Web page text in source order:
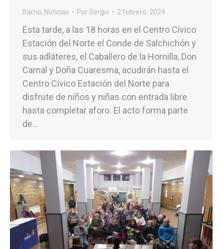
Barrio, Noticias PorSergio 2 febrero, 2024
Esta tarde, a las 18 horas en el Centro Cívico
Estación del Norte el Conde de Salchichón y
sus adláteres, el Caballero de la Hornilla, Don
Carnal y Doña Cuaresma, acudirán hasta el
Centro Cívico Estación del Norte para
disfrute de niños y niñas con entrada libre
hasta completar aforo. El acto forma parte
de…